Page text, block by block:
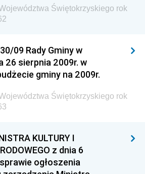
Świętokrzyskiego rok
09 Rady Gminy w
26 sierpnia 2009r. w
gminy na 2009r.
Świętokrzyskiego rok
KULTURY I
z dnia 6
ogłoszenia